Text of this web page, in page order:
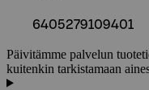
6405279109401
Päivitämme palvelun
kuitenkin tarkistamaan